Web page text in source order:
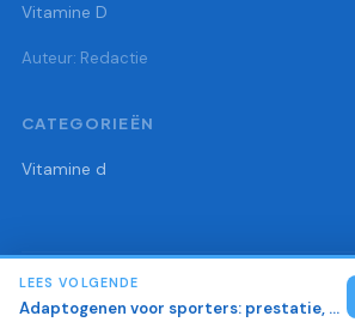
Vitamine D
Auteur: Redactie
CATEGORIEËN
Vitamine d
© 2026 Dark Pharma Vitamine
LEES VOLGENDE
Adaptogenen voor sporters: prestatie, herstel en cortisol regulatie